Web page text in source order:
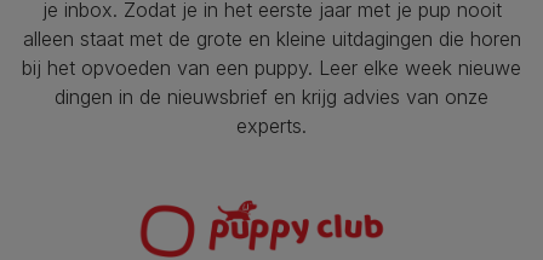
je inbox. Zodat je in het eerste jaar met je pup nooit
alleen staat met de grote en kleine uitdagingen die horen
bij het opvoeden van een puppy. Leer elke week nieuwe
dingen in de nieuwsbrief en krijg advies van onze
experts.